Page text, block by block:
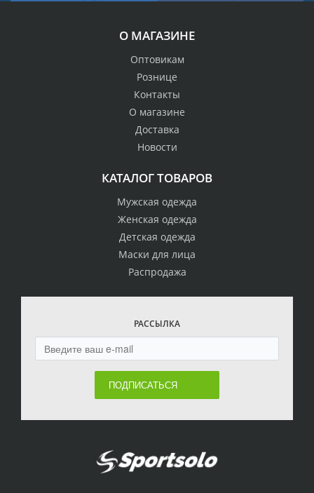
О МАГАЗИНЕ
Оптовикам
Рознице
Контакты
О магазине
Доставка
Новости
КАТАЛОГ ТОВАРОВ
Мужская одежда
Женская одежда
Детская одежда
Маски для лица
Распродажа
РАССЫЛКА
ПОДПИСАТЬСЯ